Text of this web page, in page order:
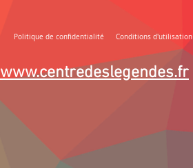
Politique de confidentialité Conditions d'utilisation
www.centredeslegendes.fr